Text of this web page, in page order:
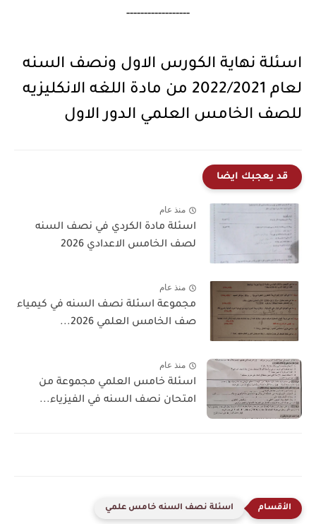
------------------
اسئلة نهاية الكورس الاول ونصف السنه
لعام 2022/2021 من مادة اللغه الانكليزيه
للصف الخامس العلمي الدور الاول
قد يعجبك ايضا
منذ عام
اسئلة مادة الكردي في نصف السنه
لصف الخامس الاعدادي 2026
منذ عام
مجموعة اسئلة نصف السنه في كيمياء
صف الخامس العلمي 2026...
منذ عام
اسئلة خامس العلمي مجموعة من
امتحان نصف السنه في الفيزياء...
اسئلة نصف السنه خامس علمي